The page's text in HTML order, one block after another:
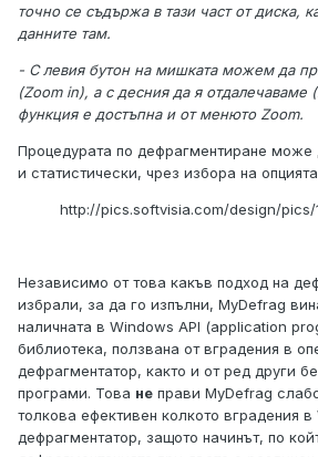
точно се съдържа в тази част от диска,
данните там.
- С левия бутон на мишката можем да
(Zoom in), a с десния да я отдалечаваме
функция е достъпна и от менюто Zoom.
Процедурата по дефрагментиране може
и статистически, чрез избора на опцията
http://pics.softvisia.com/design/pics/
Независимо от това какъв подход на
избрали, за да го изпълни, MyDefrag
наличната в Windows API (application
библиотека, ползвана от вградения в
дефрагментатор, както и от ред други
програми. Това не прави MyDefrag
толкова ефективен колкото вградения
дефрагментатор, защото начинът, по